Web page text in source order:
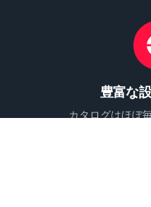
豊富な
カタログはほぼ